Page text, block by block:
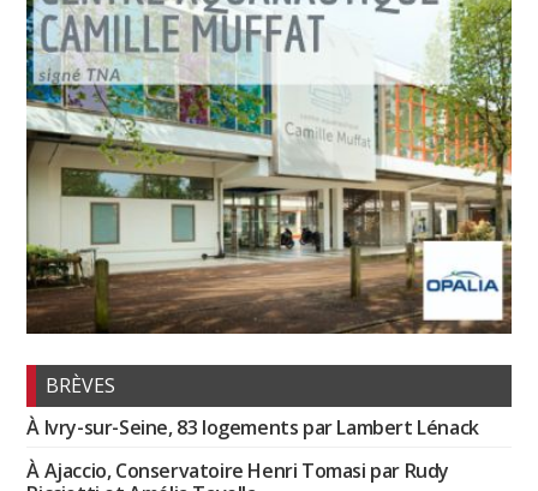
BRÈVES
À Ivry-sur-Seine, 83 logements par Lambert Lénack
À Ajaccio, Conservatoire Henri Tomasi par Rudy